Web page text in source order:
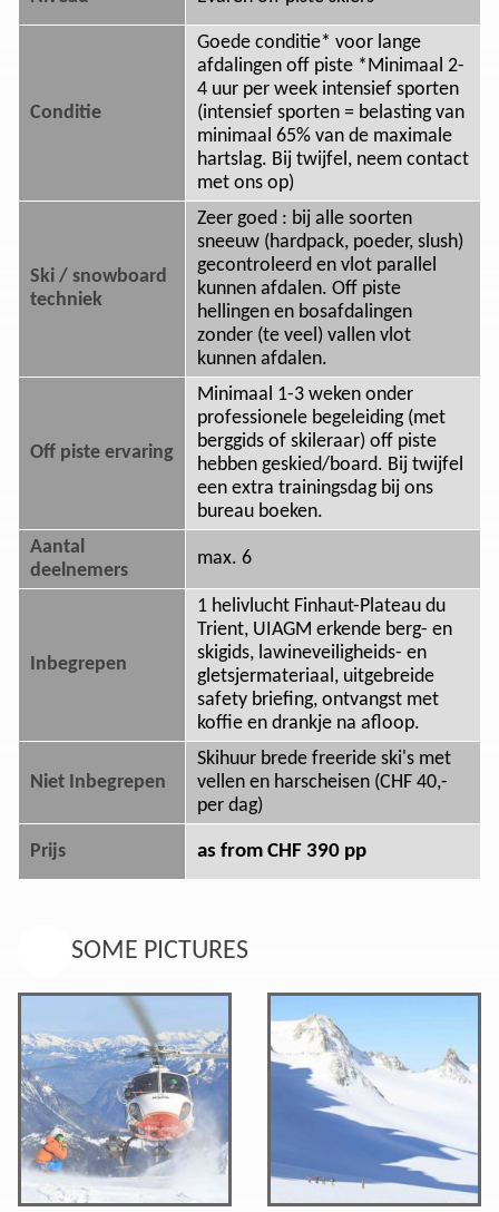
Conditie
Goede conditie* voor lange
afdalingen off piste *Minimaal 2-
4 uur per week intensief sporten
(intensief sporten = belasting van
minimaal 65% van de maximale
hartslag. Bij twijfel, neem contact
met ons op)
Ski / snowboard
techniek
Zeer goed : bij alle soorten
sneeuw (hardpack, poeder, slush)
gecontroleerd en vlot parallel
kunnen afdalen. Off piste
hellingen en bosafdalingen
zonder (te veel) vallen vlot
kunnen afdalen.
Off piste ervaring
Minimaal 1-3 weken onder
professionele begeleiding (met
berggids of skileraar) off piste
hebben geskied/board. Bij twijfel
een extra trainingsdag bij ons
bureau boeken.
Aantal
deelnemers
max. 6
Inbegrepen
1 helivlucht Finhaut-Plateau du
Trient, UIAGM erkende berg- en
skigids, lawineveiligheids- en
gletsjermateriaal, uitgebreide
safety briefing, ontvangst met
koffie en drankje na afloop.
Niet Inbegrepen
Skihuur brede freeride ski's met
vellen en harscheisen (CHF 40,-
per dag)
Prijs as from CHF 390 pp
SOME PICTURES